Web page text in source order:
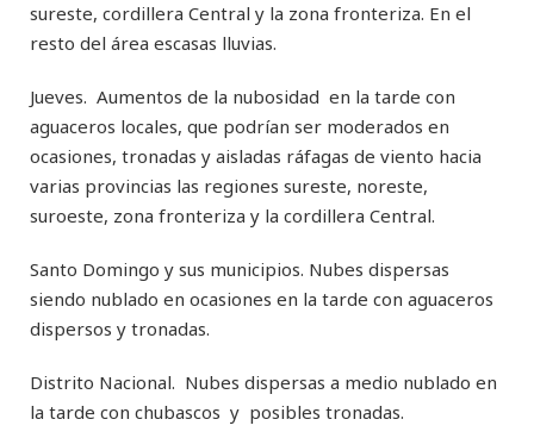
sureste, cordillera Central y la zona fronteriza. En el
resto del área escasas lluvias.
Jueves. Aumentos de la nubosidad en la tarde con
aguaceros locales, que podrían ser moderados en
ocasiones, tronadas y aisladas ráfagas de viento hacia
varias provincias las regiones sureste, noreste,
suroeste, zona fronteriza y la cordillera Central.
Santo Domingo y sus municipios. Nubes dispersas
siendo nublado en ocasiones en la tarde con aguaceros
dispersos y tronadas.
Distrito Nacional. Nubes dispersas a medio nublado en
la tarde con chubascos y posibles tronadas.